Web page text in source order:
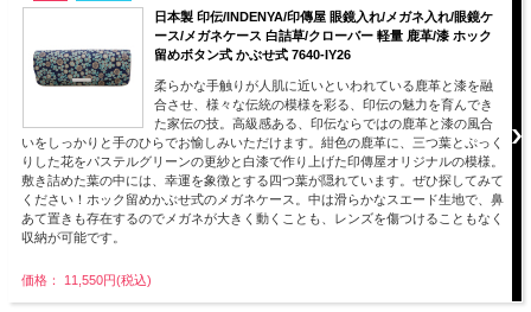
日本製 印伝/INDENYA/印傳屋 眼鏡入れ/メガネ入れ/眼鏡ケ
ース/メガネケース 白詰草/クローバー 軽量 鹿革/漆 ホック
留めボタン式 かぶせ式 7640-IY26
柔らかな手触りが人肌に近いといわれている鹿革と漆を融
合させ、様々な伝統の模様を彩る、印伝の魅力を育んでき
た家伝の技。高級感ある、印伝ならではの鹿革と漆の風合
いをしっかりと手のひらでお愉しみいただけます。紺色の鹿革に、三つ葉とぷっく
りした花をパステルグリーンの更紗と白漆で作り上げた印傳屋オリジナルの模様。
敷き詰めた葉の中には、幸運を象徴とする四つ葉が隠れています。ぜひ探してみて
ください！ホック留めかぶせ式のメガネケース。中は滑らかなスエード生地で、鼻
あて置きも存在するのでメガネが大きく動くことも、レンズを傷つけることもなく
収納が可能です。
価格： 11,550円(税込)